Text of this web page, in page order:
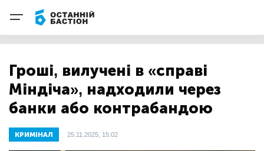
Гроші, вилучені в «справі
Міндіча», надходили через
банки або контрабандою
КРИМІНАЛ 25.11.2025, 15:02